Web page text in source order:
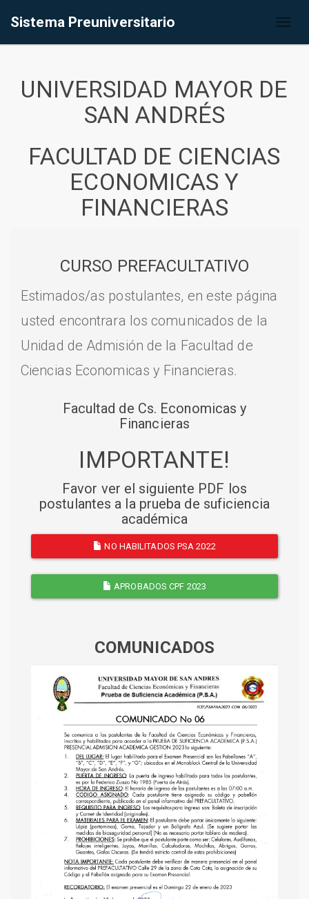
Sistema Preuniversitario
UNIVERSIDAD MAYOR DE
SAN ANDRÉS
FACULTAD DE CIENCIAS
ECONOMICAS Y
FINANCIERAS
CURSO PREFACULTATIVO
Estimados/as postulantes, en este página
usted encontrara los comunicados de la
Unidad de Admisión de la Facultad de
Ciencias Economicas y Financieras.
Facultad de Cs. Economicas y
Financieras
IMPORTANTE!
Favor ver el siguiente PDF los
postulantes a la prueba de suficiencia
académica
NO HABILITADOS PSA 2022
APROBADOS CPF 2023
COMUNICADOS